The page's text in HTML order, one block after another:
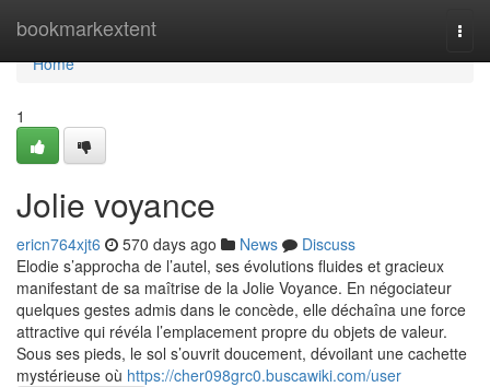
bookmarkextent
Home
Home
1
Jolie voyance
ericn764xjt6 570 days ago News
Discuss
Elodie s’approcha de l’autel, ses évolutions fluides et gracieux
manifestant de sa maîtrise de la Jolie Voyance. En négociateur
quelques gestes admis dans le concède, elle déchaîna une force
attractive qui révéla l’emplacement propre du objets de valeur.
Sous ses pieds, le sol s’ouvrit doucement, dévoilant une cachette
mystérieuse où https://cher098grc0.buscawiki.com/user